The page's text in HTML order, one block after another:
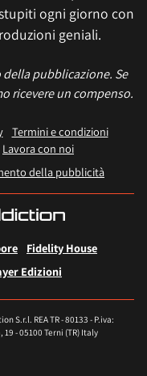
ogni giorno con
geniali.
pubblicazione. Se
ricevere un compenso.
Termini e condizioni
Lavora con noi
della pubblicità
Fidelity House
Edizioni
S.r.l. REA TR - 80133 - P.iva:
- 05100 Terni (TR) Italy